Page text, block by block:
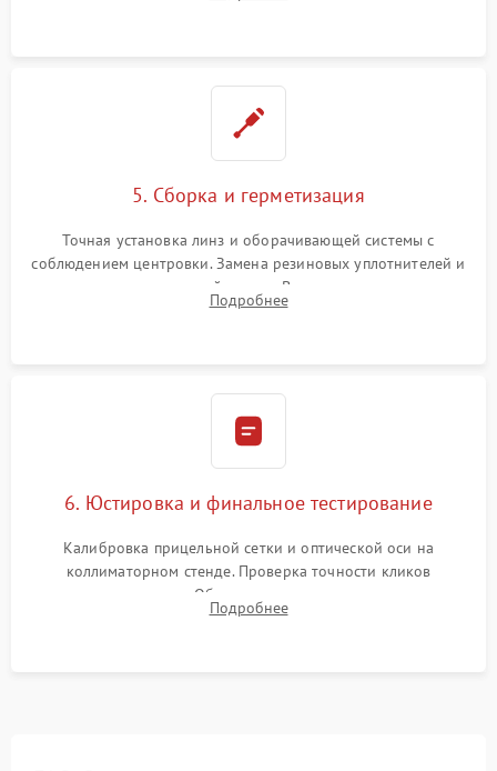
5. Сборка и герметизация
Точная установка линз и оборачивающей системы с
соблюдением центровки. Замена резиновых уплотнителей и
нанесение влагозащитной смазки. Вакуумирование корпуса
и заполнение его осушенным азотом или аргоном для
Подробнее
6. Юстировка и финальное тестирование
Калибровка прицельной сетки и оптической оси на
коллиматорном стенде. Проверка точности кликов
механизма поправок. Обязательное испытание прицела на
ударном стенде для проверки устойчивости к отдаче и
Подробнее